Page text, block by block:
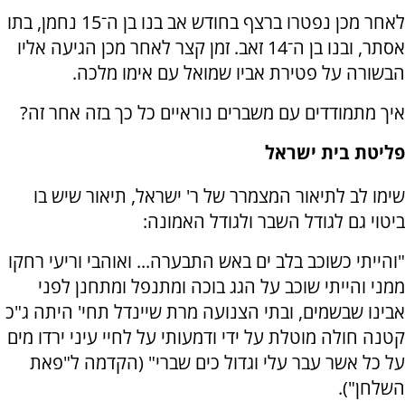
לאחר מכן נפטרו ברצף בחודש אב בנו בן ה־15 נחמן, בתו
אסתר, ובנו בן ה־14 זאב. זמן קצר לאחר מכן הגיעה אליו
הבשורה על פטירת אביו שמואל עם אימו מלכה.
איך מתמודדים עם משברים נוראיים כל כך בזה אחר זה?
פליטת בית ישראל
שימו לב לתיאור המצמרר של ר' ישראל, תיאור שיש בו
ביטוי גם לגודל השבר ולגודל האמונה:
"והייתי כשוכב בלב ים באש התבערה... ואוהבי וריעי רחקו
ממני והייתי שוכב על הגג בוכה ומתנפל ומתחנן לפני
אבינו שבשמים, ובתי הצנועה מרת שיינדל תחי' היתה ג"כ
קטנה חולה מוטלת על ידי ודמעותי על לחיי עיני ירדו מים
על כל אשר עבר עלי וגדול כים שברי" (הקדמה ל"פאת
השלחן").